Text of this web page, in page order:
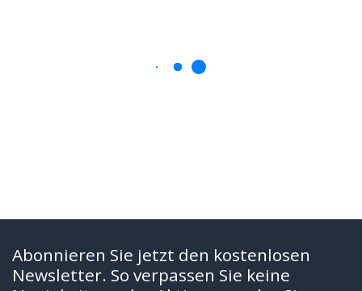
Abonnieren Sie jetzt den kostenlosen
Newsletter. So verpassen Sie keine